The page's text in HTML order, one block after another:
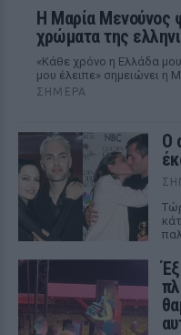
Η Μαρία Μενούνος
χρώματα της
«Κάθε χρόνο η Ελλάδα
μου έλειπε» σημειώνει η
ΣΉΜΕΡΑ
Ο